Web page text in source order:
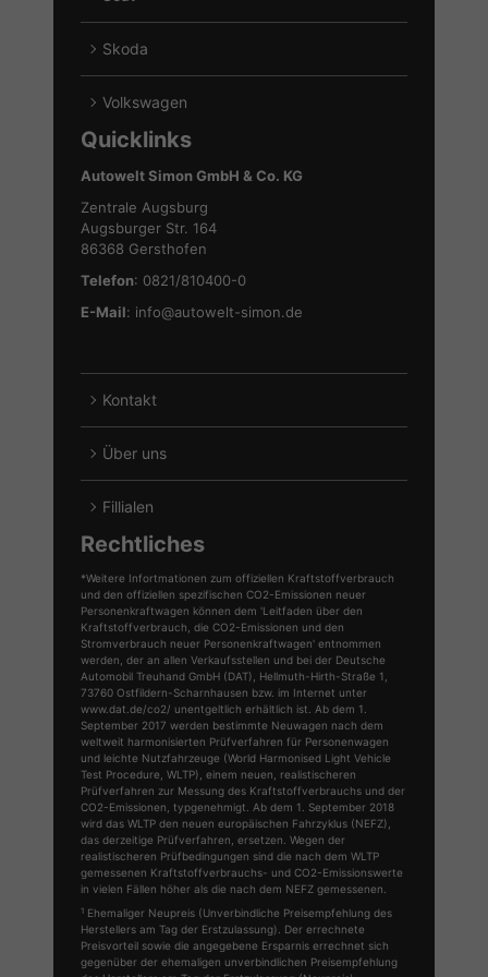
anzeigen
von
anzeigen
von
anzeigen
Skoda
Skoda
anzeigen
Volkswagen
Fahrzeuge
von
anzeigen
Quicklinks
Autowelt Simon GmbH & Co. KG
Zentrale Augsburg
Augsburger Str. 164
86368 Gersthofen
Telefon: 0821/810400-0
E-Mail: info@autowelt-simon.de
Kontakt
Über uns
Fillialen
Rechtliches
*Weitere Infortmationen zum offiziellen Kraftstoffverbrauch
und den offiziellen spezifischen CO2-Emissionen neuer
Personenkraftwagen können dem 'Leitfaden über den
Kraftstoffverbrauch, die CO2-Emissionen und den
Stromverbrauch neuer Personenkraftwagen' entnommen
werden, der an allen Verkaufsstellen und bei der Deutsche
Automobil Treuhand GmbH (DAT), Hellmuth-Hirth-Straße 1,
73760 Ostfildern-Scharnhausen bzw. im Internet unter
www.dat.de/co2/ unentgeltlich erhältlich ist. Ab dem 1.
September 2017 werden bestimmte Neuwagen nach dem
weltweit harmonisierten Prüfverfahren für Personenwagen
und leichte Nutzfahrzeuge (World Harmonised Light Vehicle
Test Procedure, WLTP), einem neuen, realistischeren
Prüfverfahren zur Messung des Kraftstoffverbrauchs und der
CO2-Emissionen, typgenehmigt. Ab dem 1. September 2018
wird das WLTP den neuen europäischen Fahrzyklus (NEFZ),
das derzeitige Prüfverfahren, ersetzen. Wegen der
realistischeren Prüfbedingungen sind die nach dem WLTP
gemessenen Kraftstoffverbrauchs- und CO2-Emissionswerte
in vielen Fällen höher als die nach dem NEFZ gemessenen.
1 Ehemaliger Neupreis (Unverbindliche Preisempfehlung des
Herstellers am Tag der Erstzulassung). Der errechnete
Preisvorteil sowie die angegebene Ersparnis errechnet sich
gegenüber der ehemaligen unverbindlichen Preisempfehlung